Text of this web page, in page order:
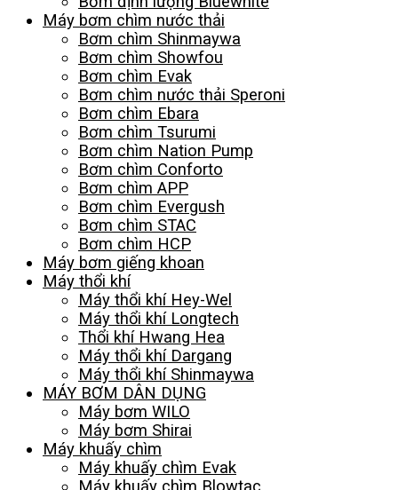
Máy bơm chìm nước thải
Bơm chìm Shinmaywa
Bơm chìm Showfou
Bơm chìm Evak
Bơm chìm nước thải Speroni
Bơm chìm Ebara
Bơm chìm Tsurumi
Bơm chìm Nation Pump
Bơm chìm Conforto
Bơm chìm APP
Bơm chìm Evergush
Bơm chìm STAC
Bơm chìm HCP
Máy bơm giếng khoan
Máy thổi khí
Máy thổi khí Hey-Wel
Máy thổi khí Longtech
Thổi khí Hwang Hea
Máy thổi khí Dargang
Máy thổi khí Shinmaywa
MÁY BƠM DÂN DỤNG
Máy bơm WILO
Máy bơm Shirai
Máy khuấy chìm
Máy khuấy chìm Evak
Máy khuấy chìm Blowtac